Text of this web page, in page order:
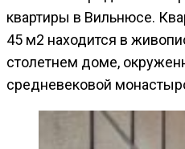
квартиры в Вильнюсе.
45 м2 находится в
столетнем доме,
средневековой